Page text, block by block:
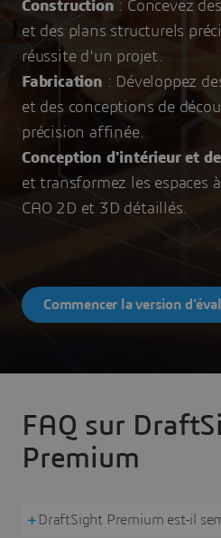
Construction : Concevez
et des plans structurels
réussite d'un projet.
Fabrication : Développez
et des conceptions de
précision affinée.
Conception d'intérieur et
et transformez les espaces
CAO 2D et 3D détaillés.
FAQ sur
Premium
DraftSight Premium est-il